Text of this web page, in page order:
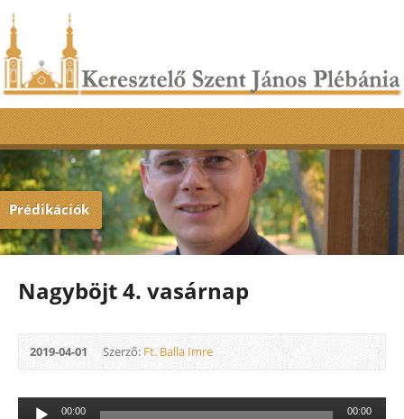
Prédikációk
Nagyböjt 4. vasárnap
2019-04-01 Szerző:Ft. Balla Imre
Audió
00:00 00:00